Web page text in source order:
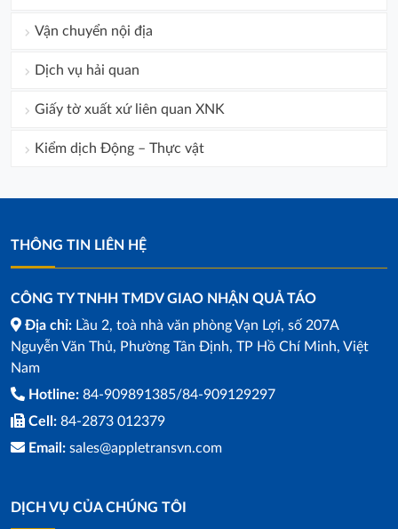
Vận chuyển nội địa
Dịch vụ hải quan
Giấy tờ xuất xứ liên quan XNK
Kiểm dịch Động – Thực vật
THÔNG TIN LIÊN HỆ
CÔNG TY TNHH TMDV GIAO NHẬN QUẢ TÁO
Địa chỉ: Lầu 2, toà nhà văn phòng Vạn Lợi, số 207A
Nguyễn Văn Thủ, Phường Tân Định, TP Hồ Chí Minh, Việt
Nam
Hotline: 84-909891385/84-909129297
Cell: 84-2873 012379
Email: sales@appletransvn.com
DỊCH VỤ CỦA CHÚNG TÔI